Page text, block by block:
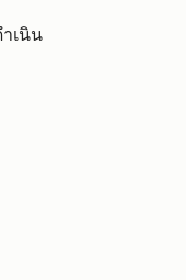
เนิน